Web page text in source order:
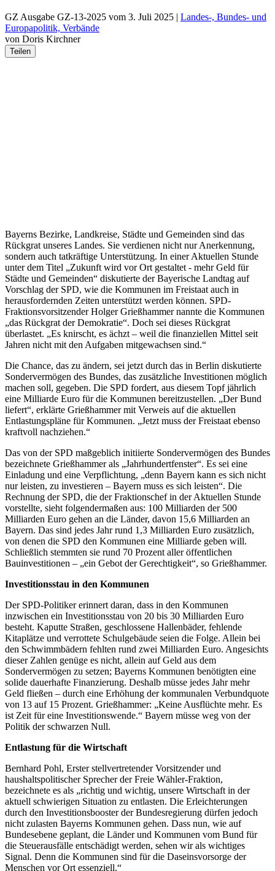
GZ Ausgabe GZ-13-2025 vom 3. Juli 2025 | Landes-, Bundes- und
Europapolitik, Verbände
von Doris Kirchner
Teilen
Bayerns Bezirke, Landkreise, Städte und Gemeinden sind das
Rückgrat unseres Landes. Sie verdienen nicht nur Anerkennung,
sondern auch tatkräftige Unterstützung. In einer Aktuellen Stunde
unter dem Titel „Zukunft wird vor Ort gestaltet - mehr Geld für
Städte und Gemeinden“ diskutierte der Bayerische Landtag auf
Vorschlag der SPD, wie die Kommunen im Freistaat auch in
herausfordernden Zeiten unterstützt werden können. SPD-
Fraktionsvorsitzender Holger Grießhammer nannte die Kommunen
„das Rückgrat der Demokratie“. Doch sei dieses Rückgrat
überlastet. „Es knirscht, es ächzt – weil die finanziellen Mittel seit
Jahren nicht mit den Aufgaben mitgewachsen sind.“
Die Chance, das zu ändern, sei jetzt durch das in Berlin diskutierte
Sondervermögen des Bundes, das zusätzliche Investitionen möglich
machen soll, gegeben. Die SPD fordert, aus diesem Topf jährlich
eine Milliarde Euro für die Kommunen bereitzustellen. „Der Bund
liefert“, erklärte Grießhammer mit Verweis auf die aktuellen
Entlastungspläne für Kommunen. „Jetzt muss der Freistaat ebenso
kraftvoll nachziehen.“
Das von der SPD maßgeblich initiierte Sondervermögen des Bundes
bezeichnete Grießhammer als „Jahrhundertfenster“. Es sei eine
Einladung und eine Verpflichtung, „denn Bayern kann es sich nicht
nur leisten, zu investieren – Bayern muss es sich leisten“. Die
Rechnung der SPD, die der Fraktionschef in der Aktuellen Stunde
vorstellte, sieht folgendermaßen aus: 100 Milliarden der 500
Milliarden Euro gehen an die Länder, davon 15,6 Milliarden an
Bayern. Das sind jedes Jahr rund 1,3 Milliarden Euro zusätzlich,
von denen die SPD den Kommunen eine Milliarde geben will.
Schließlich stemmten sie rund 70 Prozent aller öffentlichen
Bauinvestitionen – „ein Gebot der Gerechtigkeit“, so Grießhammer.
Investitionsstau in den Kommunen
Der SPD-Politiker erinnert daran, dass in den Kommunen
inzwischen ein Investitionsstau von 20 bis 30 Milliarden Euro
besteht. Kaputte Straßen, geschlossene Hallenbäder, fehlende
Kitaplätze und verrottete Schulgebäude seien die Folge. Allein bei
den Schwimmbädern fehlten rund zwei Milliarden Euro. Angesichts
dieser Zahlen genüge es nicht, allein auf Geld aus dem
Sondervermögen zu setzen; Bayerns Kommunen benötigten eine
solide dauerhafte Finanzierung. Deshalb müsse jedes Jahr mehr
Geld fließen – durch eine Erhöhung der kommunalen Verbundquote
von 13 auf 15 Prozent. Grießhammer: „Keine Ausflüchte mehr. Es
ist Zeit für eine Investitionswende.“ Bayern müsse weg von der
Politik der schwarzen Null.
Entlastung für die Wirtschaft
Bernhard Pohl, Erster stellvertretender Vorsitzender und
haushaltspolitischer Sprecher der Freie Wähler-Fraktion,
bezeichnete es als „richtig und wichtig, unsere Wirtschaft in der
aktuell schwierigen Situation zu entlasten. Die Erleichterungen
durch den Investitionsbooster der Bundesregierung dürfen jedoch
nicht zulasten Bayerns Kommunen gehen. Dass nun, wie auf
Bundesebene geplant, die Länder und Kommunen vom Bund für
die Steuerausfälle entschädigt werden, sehen wir als wichtiges
Signal. Denn die Kommunen sind für die Daseinsvorsorge der
Menschen vor Ort essenziell.“